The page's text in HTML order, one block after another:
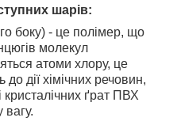
шарів:
боку) - це полімер, що
молекул
атоми хлору, це
до дії хімічних речовин,
ґрат ПВХ